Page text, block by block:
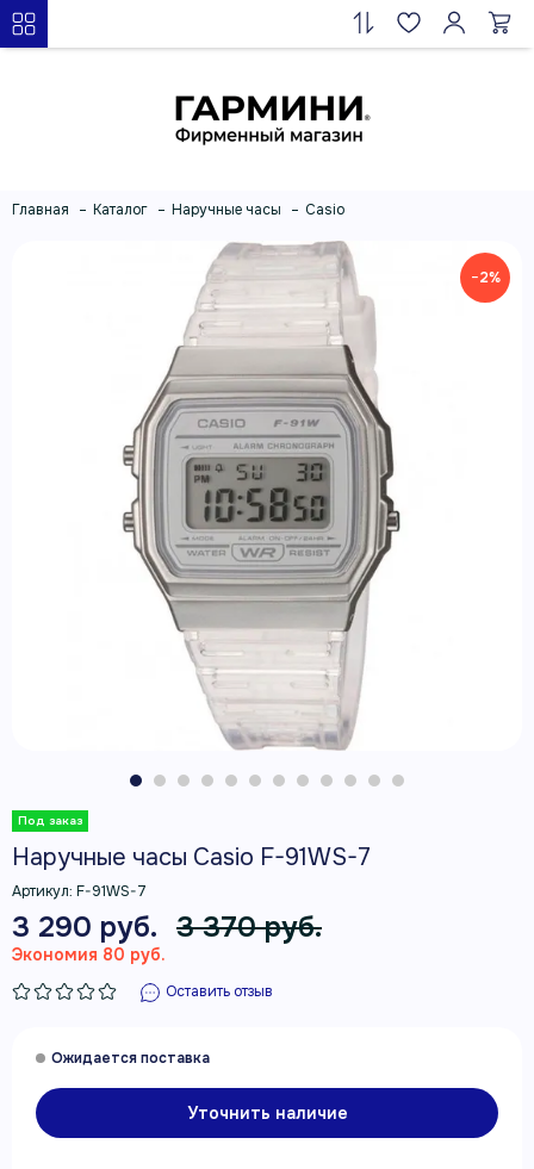
Главная Каталог Наручные часы Casio
−2%
Наручные часы Casio F-91WS-7
Артикул: F-91WS-7
3 290 руб. 3 370 руб.
Экономия 80 руб.
Оставить отзыв
Уточнить наличие